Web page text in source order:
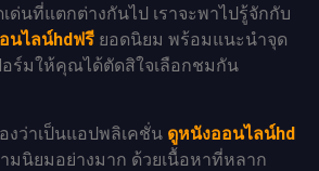
ด่นที่แตกต่างกันไป เราจะพาไปรู้จักกับ
นไลน์hdฟรี ยอดนิยม พร้อมแนะนำจุด
ร์มให้คุณได้ตัดสิใจเลือกชมกัน
งว่าเป็นแอปพลิเคชั่น ดูหนังออนไลน์hd
มนิยมอย่างมาก ด้วยเนื้อหาที่หลาก